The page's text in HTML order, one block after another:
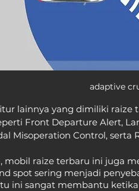
adaptive
lainnya yang dimiliki
Front Departure Alert,
Misoperation Control, serta
mobil raize terbaru ini juga
spot sering menjadi
ini sangat membantu